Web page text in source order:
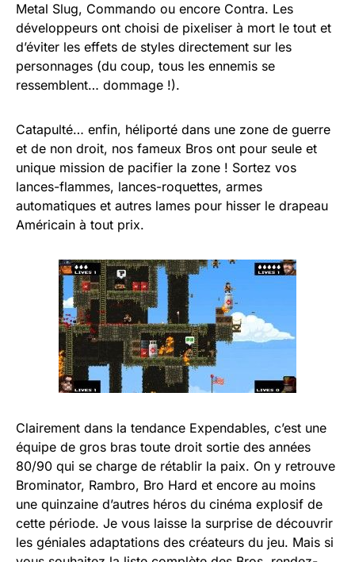
Metal Slug, Commando ou encore Contra. Les
développeurs ont choisi de pixeliser à mort le tout et
d’éviter les effets de styles directement sur les
personnages (du coup, tous les ennemis se
ressemblent… dommage !).
Catapulté… enfin, héliporté dans une zone de guerre
et de non droit, nos fameux Bros ont pour seule et
unique mission de pacifier la zone ! Sortez vos
lances-flammes, lances-roquettes, armes
automatiques et autres lames pour hisser le drapeau
Américain à tout prix.
Clairement dans la tendance Expendables, c’est une
équipe de gros bras toute droit sortie des années
80/90 qui se charge de rétablir la paix. On y retrouve
Brominator, Rambro, Bro Hard et encore au moins
une quinzaine d’autres héros du cinéma explosif de
cette période. Je vous laisse la surprise de découvrir
les géniales adaptations des créateurs du jeu. Mais si